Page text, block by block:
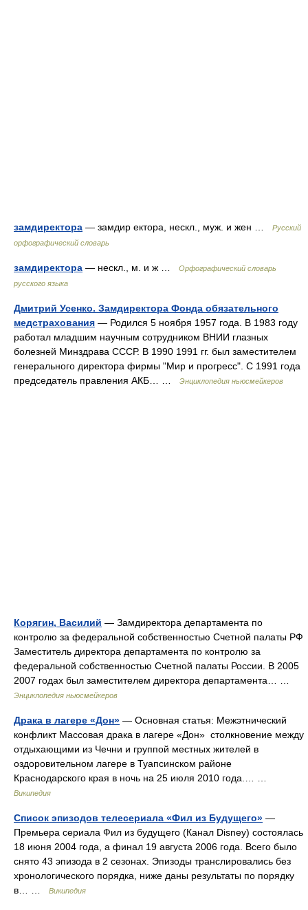
замдиректора — замдир ектора, нескл., муж. и жен …
Русский
орфографический словарь
замдиректора — нескл., м. и ж …
Орфографический словарь
русского языка
Дмитрий Усенко. Замдиректора Фонда обязательного
медстрахования — Родился 5 ноября 1957 года. В 1983 году
работал младшим научным сотрудником ВНИИ глазных
болезней Минздрава СССР. В 1990 1991 гг. был заместителем
генерального директора фирмы "Мир и прогресс". С 1991 года
председатель правления АКБ… …
Энциклопедия ньюсмейкеров
Корягин, Василий — Замдиректора департамента по
контролю за федеральной собственностью Счетной палаты РФ
Заместитель директора департамента по контролю за
федеральной собственностью Счетной палаты России. В 2005
2007 годах был заместителем директора департамента… …
Энциклопедия ньюсмейкеров
Драка в лагере «Дон» — Основная статья: Межэтнический
конфликт Массовая драка в лагере «Дон» столкновение между
отдыхающими из Чечни и группой местных жителей в
оздоровительном лагере в Туапсинском районе
Краснодарского края в ночь на 25 июля 2010 года.… …
Википедия
Список эпизодов телесериала «Фил из Будущего» —
Премьера сериала Фил из будущего (Канал Disney) состоялась
18 июня 2004 года, а финал 19 августа 2006 года. Всего было
снято 43 эпизода в 2 сезонах. Эпизоды транслировались без
хронологического порядка, ниже даны результаты по порядку
в… …
Википедия